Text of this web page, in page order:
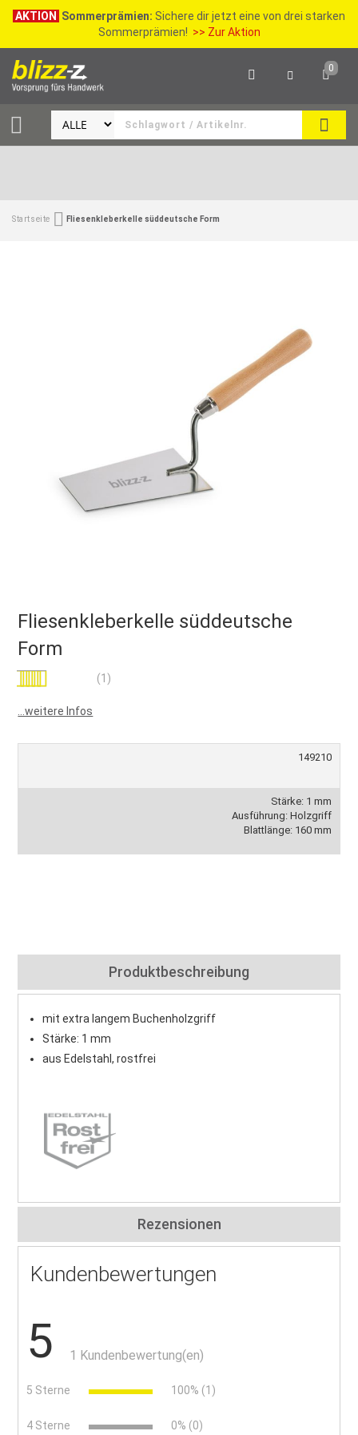
AKTION Sommerprämien: Sichere dir jetzt eine von drei starken
Sommerprämien! >> Zur Aktion
0
Startseite Fliesenkleberkelle süddeutsche Form
Fliesenkleberkelle süddeutsche
Form
Bewertung: (1)
...weitere Infos
149210
Stärke: 1 mm
Ausführung: Holzgriff
Blattlänge: 160 mm
Produktbeschreibung
mit extra langem Buchenholzgriff
Stärke: 1 mm
aus Edelstahl, rostfrei
Rezensionen
Kundenbewertungen
5 1 Kundenbewertung(en)
5 Sterne 100% (1)
4 Sterne 0% (0)